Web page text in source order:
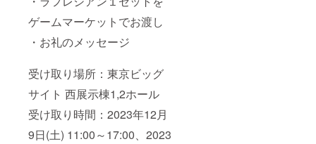
ゲームマーケットでお渡し
・お礼のメッセージ
受け取り場所：東京ビッグ
サイト 西展示棟1,2ホール
受け取り時間：2023年12月
9日(土) 11:00～17:00、2023